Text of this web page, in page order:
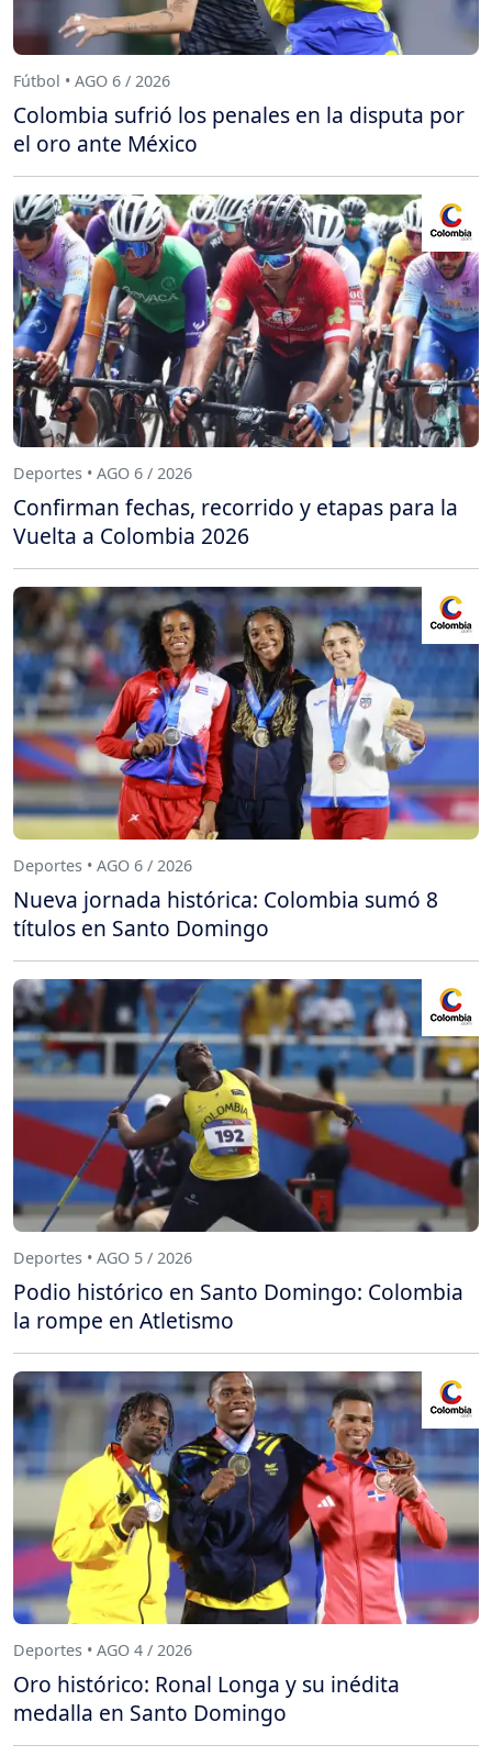
Fútbol • AGO 6 / 2026
Colombia sufrió los penales en la disputa por
el oro ante México
Deportes • AGO 6 / 2026
Confirman fechas, recorrido y etapas para la
Vuelta a Colombia 2026
Deportes • AGO 6 / 2026
Nueva jornada histórica: Colombia sumó 8
títulos en Santo Domingo
Deportes • AGO 5 / 2026
Podio histórico en Santo Domingo: Colombia
la rompe en Atletismo
Deportes • AGO 4 / 2026
Oro histórico: Ronal Longa y su inédita
medalla en Santo Domingo